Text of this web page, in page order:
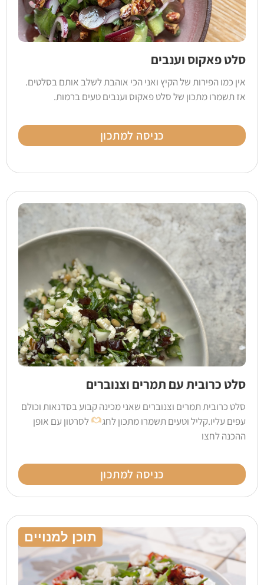
סלט פאקוס וענבים
אין כמו הפירות של הקיץ ואני הכי אוהבת לשלב אותם בסלטים.
אז תשמרו מתכון של סלט פאקוס וענבים טעים ברמות.
כניסה למתכון
סלט כרובית עם תמרים וצנוברים
סלט כרובית תמרים וצנוברים שאני מכינה קבוע בסדנאות וכולם
עפים עליו.קליל וטעים תשמרו מתכון לחג
לסרטון עם אופן
ההכנה לחצו
כניסה למתכון
תוכן למנויים